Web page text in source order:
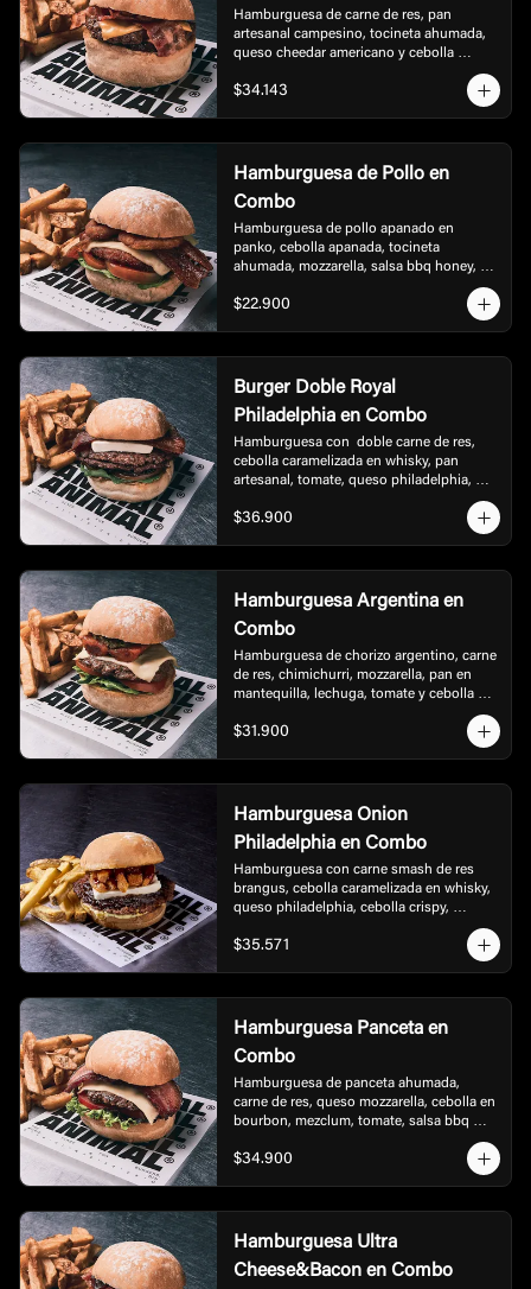
Hamburguesa de carne de res, pan
artesanal campesino, tocineta ahumada,
queso cheedar americano y cebolla
$34.143
Hamburguesa de Pollo en
Combo
Hamburguesa de pollo apanado en
panko, cebolla apanada, tocineta
ahumada, mozzarella, salsa bbq honey,
lechuga y tomate, acompañada de papas.
$22.900
Burger Doble Royal
Philadelphia en Combo
Hamburguesa con  doble carne de res,
cebolla caramelizada en whisky, pan
artesanal, tomate, queso philadelphia,
papas.
$36.900
Hamburguesa Argentina en
Combo
Hamburguesa de chorizo argentino, carne
de res, chimichurri, mozzarella, pan en
mantequilla, lechuga, tomate y cebolla en
$31.900
Hamburguesa Onion
Philadelphia en Combo
Hamburguesa con carne smash de res
brangus, cebolla caramelizada en whisky,
queso philadelphia, cebolla crispy,
mayonesa de ajo y bbq dulce de la casa,
acompañada con  papas
$35.571
Hamburguesa Panceta en
Combo
Hamburguesa de panceta ahumada,
carne de res, queso mozzarella, cebolla en
bourbon, mezclum, tomate, salsa bbq
$34.900
Hamburguesa Ultra
Cheese&Bacon en Combo